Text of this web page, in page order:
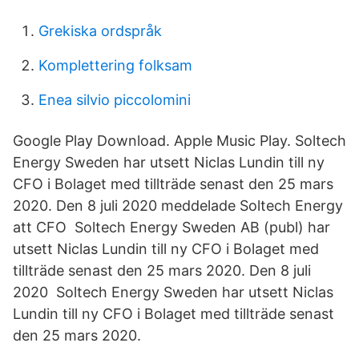
Grekiska ordspråk
Komplettering folksam
Enea silvio piccolomini
Google Play Download. Apple Music Play. Soltech
Energy Sweden har utsett Niclas Lundin till ny
CFO i Bolaget med tillträde senast den 25 mars
2020. Den 8 juli 2020 meddelade Soltech Energy
att CFO Soltech Energy Sweden AB (publ) har
utsett Niclas Lundin till ny CFO i Bolaget med
tillträde senast den 25 mars 2020. Den 8 juli
2020 Soltech Energy Sweden har utsett Niclas
Lundin till ny CFO i Bolaget med tillträde senast
den 25 mars 2020.